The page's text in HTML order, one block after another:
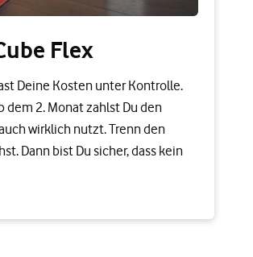
Flex
Deine Kosten unter Kontrolle.
dem 2. Monat zahlst Du den
wirklich nutzt. Trenn den
Dann bist Du sicher, dass kein